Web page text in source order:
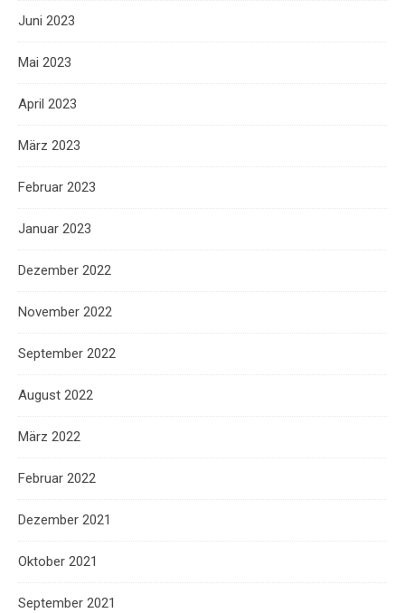
Juni 2023
Mai 2023
April 2023
März 2023
Februar 2023
Januar 2023
Dezember 2022
November 2022
September 2022
August 2022
März 2022
Februar 2022
Dezember 2021
Oktober 2021
September 2021